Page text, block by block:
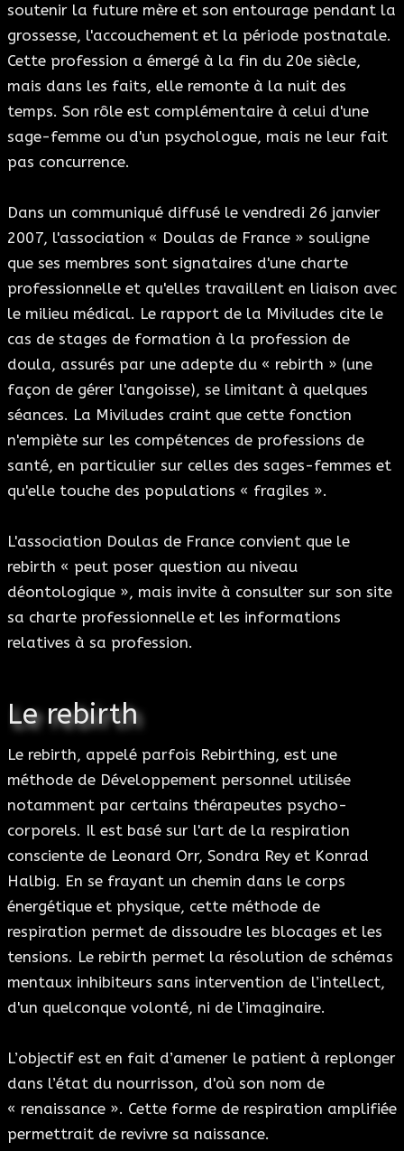
soutenir la future mère et son entourage pendant la
grossesse, l'accouchement et la période postnatale.
Cette profession a émergé à la fin du 20e siècle,
mais dans les faits, elle remonte à la nuit des
temps. Son rôle est complémentaire à celui d'une
sage-femme ou d'un psychologue, mais ne leur fait
pas concurrence.
Dans un communiqué diffusé le vendredi 26 janvier
2007, l'association « Doulas de France » souligne
que ses membres sont signataires d'une charte
professionnelle et qu'elles travaillent en liaison avec
le milieu médical. Le rapport de la Miviludes cite le
cas de stages de formation à la profession de
doula, assurés par une adepte du « rebirth » (une
façon de gérer l'angoisse), se limitant à quelques
séances. La Miviludes craint que cette fonction
n'empiète sur les compétences de professions de
santé, en particulier sur celles des sages-femmes et
qu'elle touche des populations « fragiles ».
L'association Doulas de France convient que le
rebirth « peut poser question au niveau
déontologique », mais invite à consulter sur son site
sa charte professionnelle et les informations
relatives à sa profession.
Le rebirth
Le rebirth, appelé parfois Rebirthing, est une
méthode de Développement personnel utilisée
notamment par certains thérapeutes psycho-
corporels. Il est basé sur l'art de la respiration
consciente de Leonard Orr, Sondra Rey et Konrad
Halbig. En se frayant un chemin dans le corps
énergétique et physique, cette méthode de
respiration permet de dissoudre les blocages et les
tensions. Le rebirth permet la résolution de schémas
mentaux inhibiteurs sans intervention de l’intellect,
d'un quelconque volonté, ni de l’imaginaire.
L’objectif est en fait d’amener le patient à replonger
dans l’état du nourrisson, d'où son nom de
« renaissance ». Cette forme de respiration amplifiée
permettrait de revivre sa naissance.